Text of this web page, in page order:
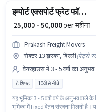
इम्पोर्ट एक्सपोर्ट फ्रेट फॉरवर्डिंग एग्जीक्यूटिव
₹ 25,000 - 50,000per महीना
Prakash Freight Movers
सेक्टर 13 द्वारका, दिल्ली(मेट्रो
वेयरहाउस में 3 - 5 वर्षो का अनुभव
डे शिफ्ट 10वीं से नीचे
यह भूमिका 3 - 5 वर्षो वर्ष के अनुभव वाले
भूमिका में Fixed वेतन संरचना मिलती